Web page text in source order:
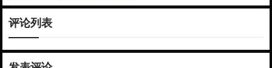
评论列表